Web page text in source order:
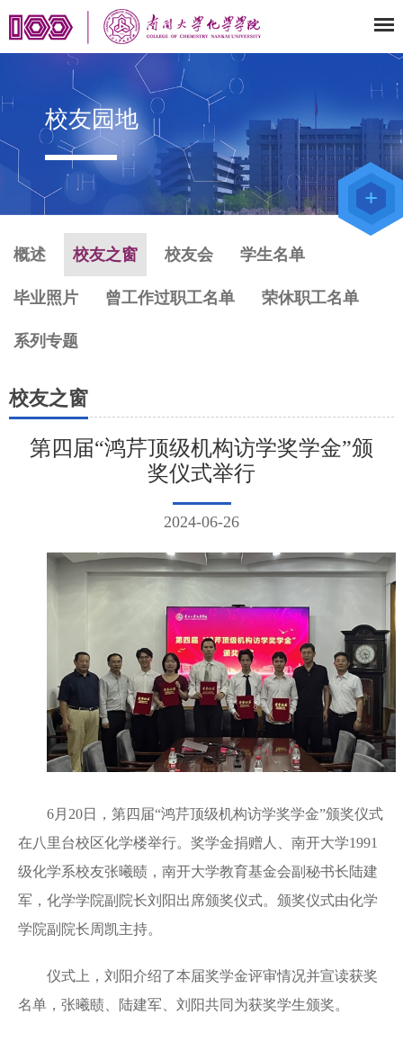
校友园地
概述 校友之窗 校友会 学生名单
毕业照片 曾工作过职工名单 荣休职工名单
系列专题
校友之窗
第四届“鸿芹顶级机构访学奖学金”颁
奖仪式举行
2024-06-26
6月20日，第四届“鸿芹顶级机构访学奖学金”颁奖仪式
在八里台校区化学楼举行。奖学金捐赠人、南开大学1991
级化学系校友张曦赜，南开大学教育基金会副秘书长陆建
军，化学学院副院长刘阳出席颁奖仪式。颁奖仪式由化学
学院副院长周凯主持。
仪式上，刘阳介绍了本届奖学金评审情况并宣读获奖
名单，张曦赜、陆建军、刘阳共同为获奖学生颁奖。